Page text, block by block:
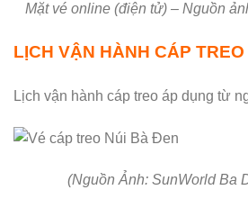
Mặt vé online (điện tử) – Nguồn
LỊCH VẬN HÀNH CÁP TREO
Lịch vận hành cáp treo áp dụng từ
(Nguồn Ảnh: SunWorld Ba